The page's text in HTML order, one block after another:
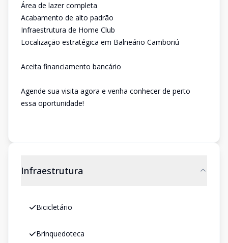
Área de lazer completa
Acabamento de alto padrão
Infraestrutura de Home Club
Localização estratégica em Balneário Camboriú
Aceita financiamento bancário
Agende sua visita agora e venha conhecer de perto
essa oportunidade!
Infraestrutura
Bicicletário
Brinquedoteca